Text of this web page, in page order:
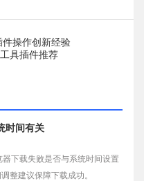
件操作创新经验
具插件推荐
时间有关
器下载失败是否与系统时间设置
整建议保障下载成功。